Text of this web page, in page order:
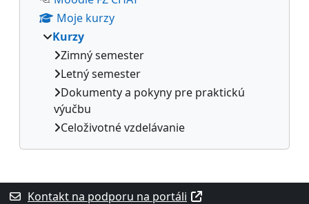
Moje kurzy
Kurzy
Zimný semester
Letný semester
Dokumenty a pokyny pre praktickú
výučbu
Celoživotné vzdelávanie
Dodatočné bloky
Kontakt na podporu na portáli